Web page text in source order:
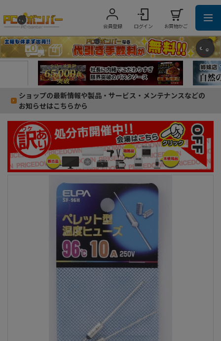
会員登録 ログイン お買物かご
ショップの最新情報や製品・サービス・メンテナンスなどの
お知らせはこちらから